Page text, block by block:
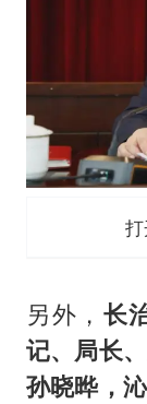
另外， 长
记、局长
孙晓晔，